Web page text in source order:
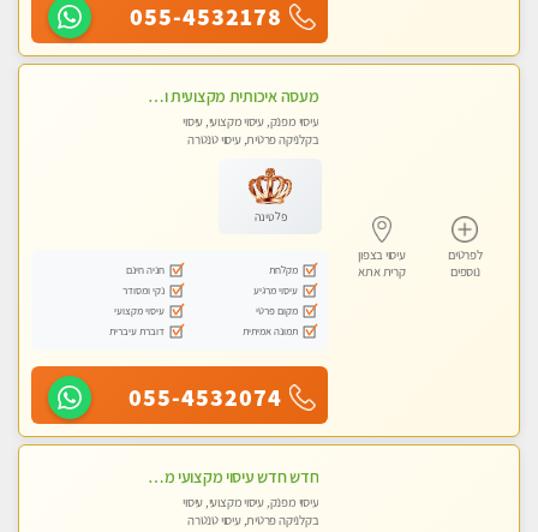
055-4532178
לפרטים
נוספים
עיסוי בצפון
קרית אתא
מעסה איכותית מקצועית ומפנקת. מומלץ !!אבנים חמות
עיסוי מפנק, עיסוי מקצועי, עיסוי
בקלניקה פרטית, עיסוי טנטרה
פלטינה
מקלחת
חניה חינם
עיסוי מרגיע
נקי ומסודר
מקום פרטי
עיסוי מקצועי
תמונה אמיתית
דוברת עיברית
055-4532074
חדש חדש עיסוי מקצועי מפנק עיסוי עם אבנים חמות. מעסה עם תעודות. טיפול מרגיע משוחרר באווירה נעימה נקיה ומסודרת
עיסוי מפנק, עיסוי מקצועי, עיסוי
בקלניקה פרטית, עיסוי טנטרה